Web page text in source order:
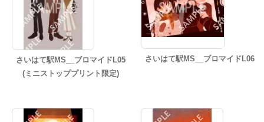
さいはて駅MS__ブロマイドL05
(ミニストッププリント限定)
さいはて駅MS__ブロマイドL06